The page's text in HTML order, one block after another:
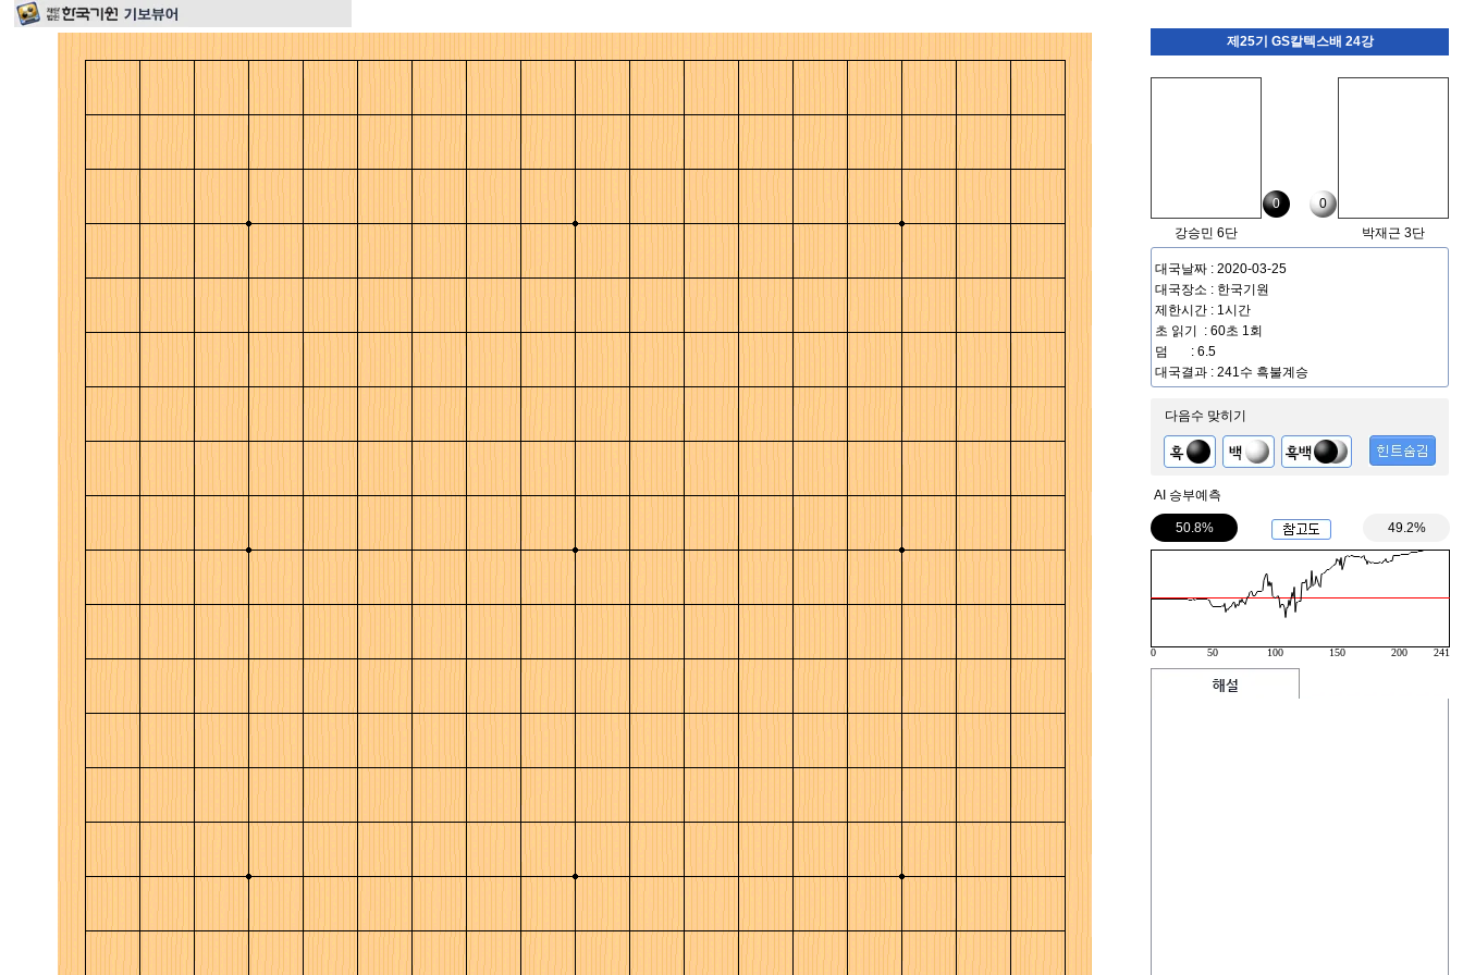
제25기 GS칼텍스배 24강
0
0
강승민 6단
박재근 3단
대국날짜 : 2020-03-25
대국장소 : 한국기원
제한시간 : 1시간
초 읽기 : 60초 1회
덤 : 6.5
대국결과 : 241수 흑불계승
다음수 맞히기
AI 승부예측
50.8% 49.2%